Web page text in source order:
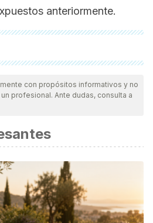
anteriormente.
revisadas a profundidad por
su calidad, confiabilidad,
de este artículo fue
Bahena-López, E., Neach-De la
A., Cerda-Contrers, E., López-
J. (2016). Abordaje del dolor
de Mexico ,32
(4), 461-474.
cgi-bin/new/resumen.cgi?
con propósitos informativos y no
profesional. Ante dudas, consulta a